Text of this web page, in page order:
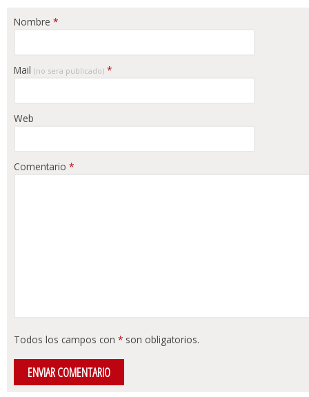
Nombre *
Mail (no sera publicado) *
Web
Comentario *
Todos los campos con * son obligatorios.